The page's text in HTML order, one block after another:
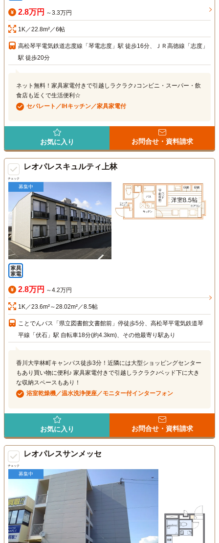
2.8万円 ～3.3万円
1K／22.8m²／6帖
高松琴平電気鉄道志度線「琴電志度」駅 徒歩16分、ＪＲ高徳線「志度」
駅 徒歩20分
ネット無料！家具家電付きで引越しラクラク♪コンビニ・スーパー・飲
食店も近くで生活便利☆
セパレート／IHキッチン／家具家電付
お気に入り お問合せ・資料請求
チェック
レオパレスキュルティ上林
募集中
2.8万円 ～4.2万円
1K／23.6m²～28.02m²／8.5帖
ことでんバス「県立図書館文書館前」停徒歩5分、高松琴平電気鉄道琴
平線「伏石」駅 自転車18分(約4.3km)、その他最寄り駅あり
香川大学林町キャンパス徒歩3分！近隣には大型ショッピングセンター
もあり買い物に便利♪ 家具家電付きで引越しラクラク♪ベッド下に大き
な収納スペースもあり！
浴室乾燥機／温水洗浄便座／モニター付インターフォン
お気に入り お問合せ・資料請求
チェック
レオパレスサンメッセ
募集中